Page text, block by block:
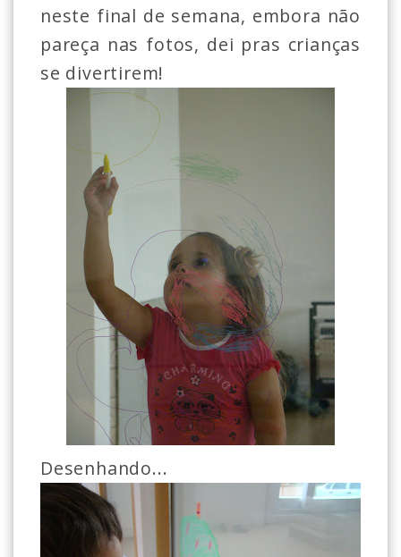
neste final de semana, embora não
pareça nas fotos, dei pras crianças
se divertirem!
Desenhando...